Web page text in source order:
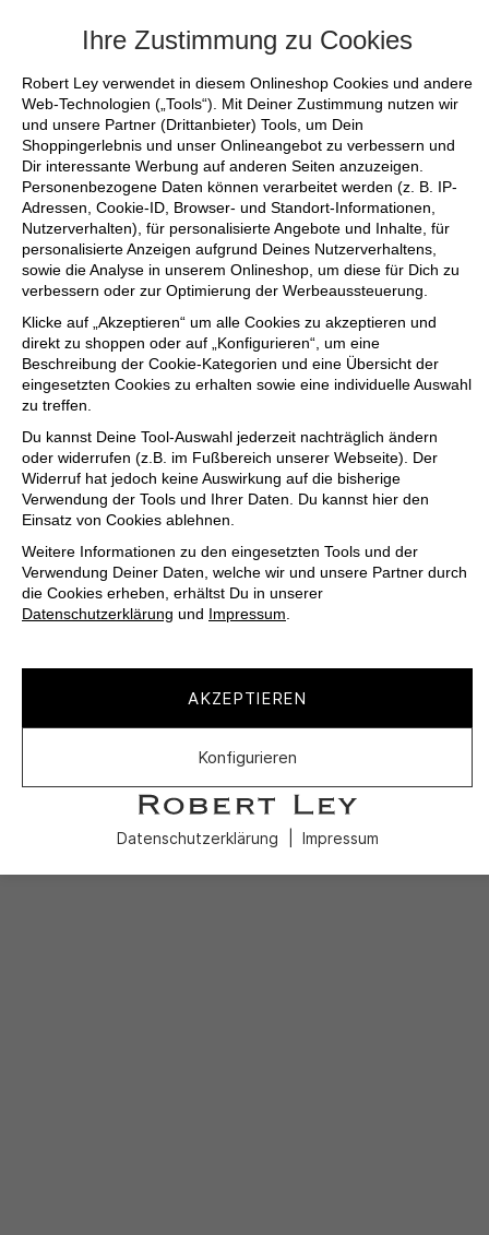
Ihre Zustimmung zu Cookies
Robert Ley verwendet in diesem Onlineshop Cookies und andere
Web-Technologien („Tools“). Mit Deiner Zustimmung nutzen wir
und unsere Partner (Drittanbieter) Tools, um Dein
Shoppingerlebnis und unser Onlineangebot zu verbessern und
Dir interessante Werbung auf anderen Seiten anzuzeigen.
Personenbezogene Daten können verarbeitet werden (z. B. IP-
Adressen, Cookie-ID, Browser- und Standort-Informationen,
Nutzerverhalten), für personalisierte Angebote und Inhalte, für
personalisierte Anzeigen aufgrund Deines Nutzerverhaltens,
sowie die Analyse in unserem Onlineshop, um diese für Dich zu
verbessern oder zur Optimierung der Werbeaussteuerung.
Klicke auf „Akzeptieren“ um alle Cookies zu akzeptieren und
direkt zu shoppen oder auf „Konfigurieren“, um eine
Beschreibung der Cookie-Kategorien und eine Übersicht der
eingesetzten Cookies zu erhalten sowie eine individuelle Auswahl
zu treffen.
Du kannst Deine Tool-Auswahl jederzeit nachträglich ändern
oder widerrufen (z.B. im Fußbereich unserer Webseite). Der
Widerruf hat jedoch keine Auswirkung auf die bisherige
Verwendung der Tools und Ihrer Daten. Du kannst hier den
Einsatz von Cookies ablehnen.
Weitere Informationen zu den eingesetzten Tools und der
Verwendung Deiner Daten, welche wir und unsere Partner durch
die Cookies erheben, erhältst Du in unserer
Datenschutzerklärung und Impressum.
AKZEPTIEREN
Konfigurieren
Datenschutzerklärung Impressum